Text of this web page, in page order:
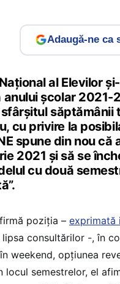
Adaugă-ne ca
al Elevilor
școlar
săptămânii
cu privire la
spune din nou
2021 și să se
cu două
poziția – exprimată
lipsa consultărilor -, în
weekend, opțiunea
locul semestrelor, el